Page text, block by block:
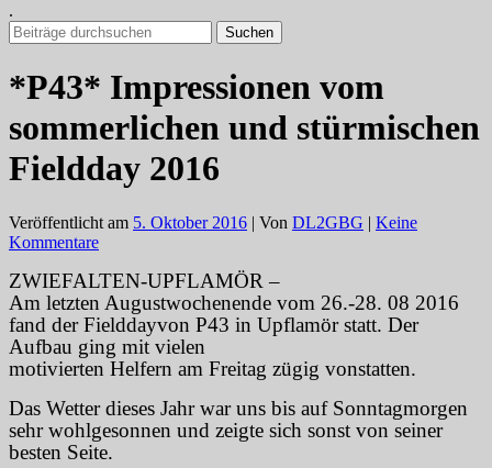
.
Suchen
nach:
*P43* Impressionen vom
sommerlichen und stürmischen
Fieldday 2016
Veröffentlicht am 5. Oktober 2016 | Von DL2GBG | Keine
Kommentare
ZWIEFALTEN-UPFLAMÖR –
Am letzten Augustwochenende vom 26.-28. 08 2016
fand der Fielddayvon P43 in Upflamör statt. Der
Aufbau ging mit vielen
motivierten Helfern am Freitag zügig vonstatten.
Das Wetter dieses Jahr war uns bis auf Sonntagmorgen
sehr wohlgesonnen und zeigte sich sonst von seiner
besten Seite.